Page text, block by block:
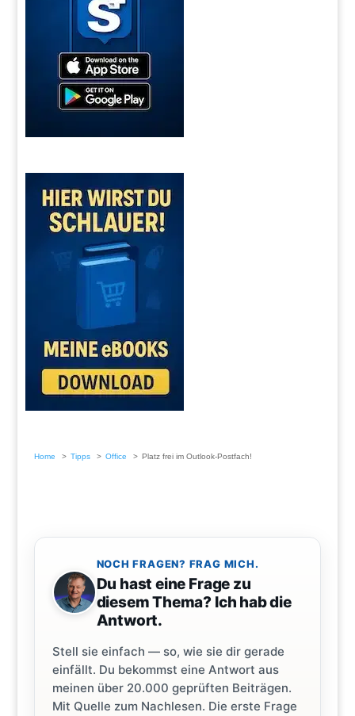
Home Tipps Office Platz frei im Outlook-Postfach!
NOCH FRAGEN? FRAG MICH.
Du hast eine Frage zu
diesem Thema? Ich hab die
Antwort.
Stell sie einfach — so, wie sie dir gerade
einfällt. Du bekommst eine Antwort aus
meinen über 20.000 geprüften Beiträgen.
Mit Quelle zum Nachlesen. Die erste Frage